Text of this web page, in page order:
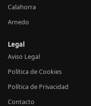
Calahorra
Arnedo
Legal
Aviso Legal
Política de Cookies
Política de Privacidad
Contacto